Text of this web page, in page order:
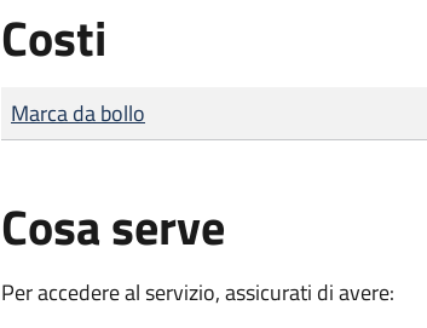
Costi
Tipo di pagamento
Importo
Marca da bollo
Cosa serve
Per accedere al servizio, assicurati di avere: